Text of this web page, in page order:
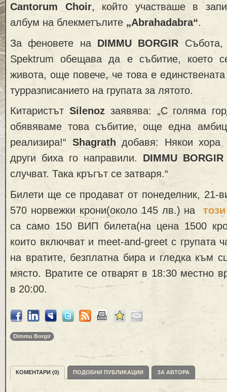
Cantorum Choir, който участваше в
албум на блекметълите „Abrahadabra“.
За феновете на DIMMU BORGIR
Spektrum обещава да е събитие, което
живота, още повечe, че това е
турразписанието на групата за лятото.
Китаристът Silenozзаявява: „С голяма
обявяваме това събитие, още една
реализира!“ Shagrath добавя: Някои хора
други биха го направили. DIMMU BORGIR
случват. Така кръгът се затваря.“
Билети ще се продават от понеделник, 21-
570 норвежки крони(около 145 лв.) на
са само 150 ВИП билета(на цена 1500
които включват и meet-and-greet с групата
на вратите, безплатна бира и гледка към
място. Вратите се отварят в 18:30 местно
в 20:00.
Dimmu Borgir
КОМЕНТАРИ (0) ПОДОБНИ ПУБЛИКАЦИИ ЗА АВТОРА